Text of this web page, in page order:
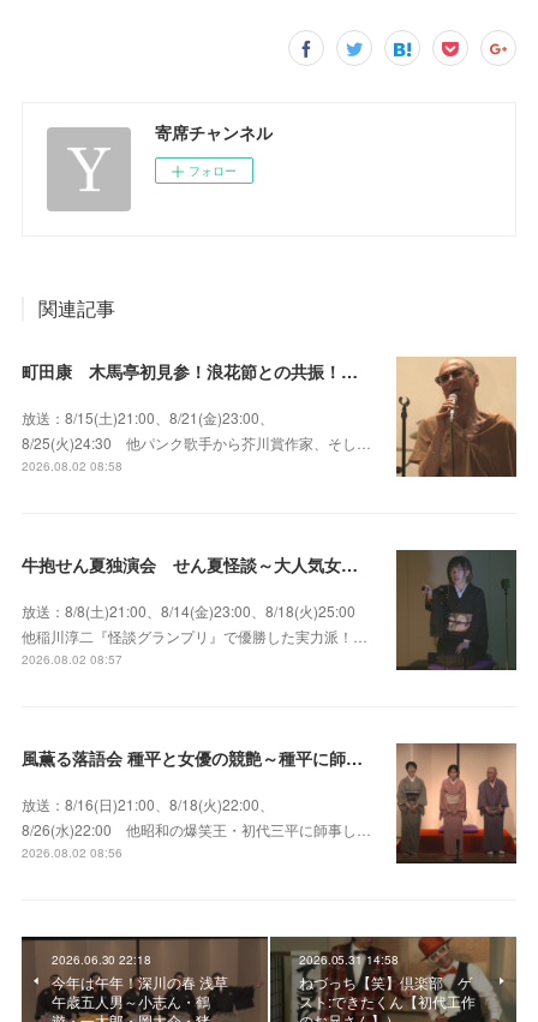
寄席チャンネル
フォロー
関連記事
町田康 木馬亭初見参！浪花節との共振！～マチダ地蔵尊 他
放送：8/15(土)21:00、8/21(金)23:00、
8/25(火)24:30 他パンク歌手から芥川賞作家、そし…
2026.08.02 08:58
牛抱せん夏独演会 せん夏怪談～大人気女性怪談師とっておきの背筋も凍る…
放送：8/8(土)21:00、8/14(金)23:00、8/18(火)25:00
他稲川淳二『怪談グランプリ』で優勝した実力派！…
2026.08.02 08:57
風薫る落語会 種平と女優の競艶～種平に師事した女優たちが百花繚乱に咲き誇る大人気落語会
放送：8/16(日)21:00、8/18(火)22:00、
8/26(水)22:00 他昭和の爆笑王・初代三平に師事し…
2026.08.02 08:56
2026.06.30 22:18
今年は午年！深川の春 浅草
午歳五人男～小志ん・鶴
2026.05.31 14:58
ねづっち【笑】倶楽部 ゲ
スト:できたくん【初代工作